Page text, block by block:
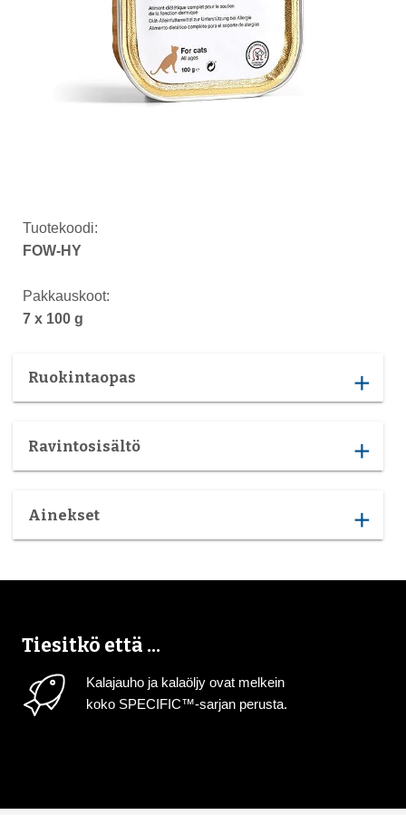
Tuotekoodi:
FOW-HY
Pakkauskoot:
7 x 100 g
Ruokintaopas add
Ravintosisältö add
Ainekset add
Tiesitkö että ...
Kalajauho ja kalaöljy ovat melkein
koko SPECIFIC™-sarjan perusta.